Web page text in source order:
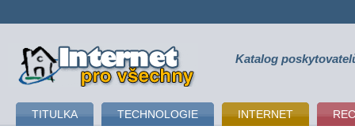
připojení k internetu Katalog
TITULKA TECHNOLOGIE INTERNET